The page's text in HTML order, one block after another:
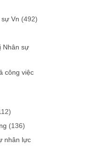
Vn (492)
Nhân sự
công việc
(136)
nhân lực